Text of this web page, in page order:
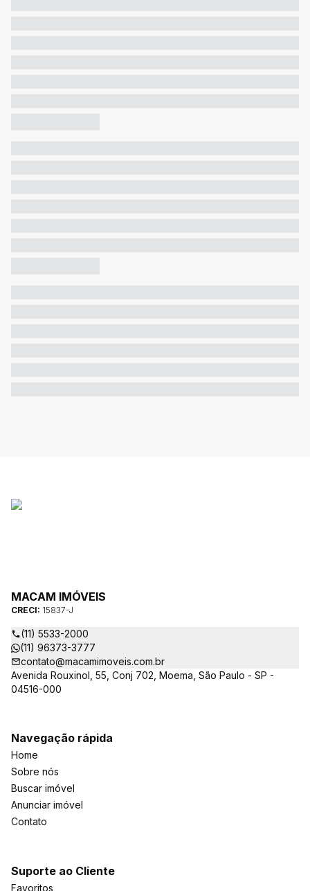
MACAM IMÓVEIS
CRECI: 15837-J
(11) 5533-2000
(11) 96373-3777
contato@macamimoveis.com.br
Avenida Rouxinol, 55, Conj 702, Moema, São Paulo - SP -
04516-000
Navegação rápida
Home
Sobre nós
Buscar imóvel
Anunciar imóvel
Contato
Suporte ao Cliente
Favoritos